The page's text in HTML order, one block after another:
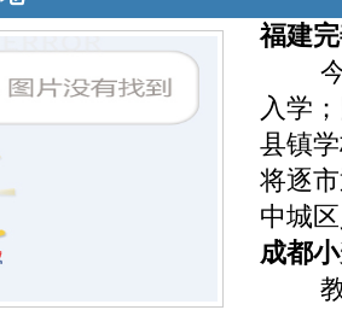
福建
入学
县镇
将逐
中城
成都